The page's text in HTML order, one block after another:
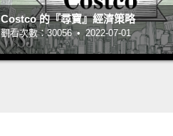
Costco 的『尋寶』經濟策略
觀看次數：30056 • 2022-07-01